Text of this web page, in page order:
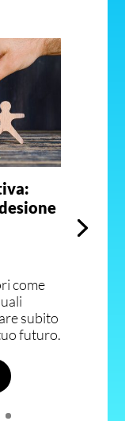
come
subito
futuro.